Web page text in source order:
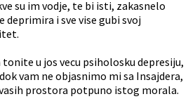
su im vodje, te bi isti, zakasnelo
deprimira i sve vise gubi svoj
tonite u jos vecu psiholosku depresiju,
vam ne objasnimo mi sa Insajdera,
prostora potpuno istog morala.